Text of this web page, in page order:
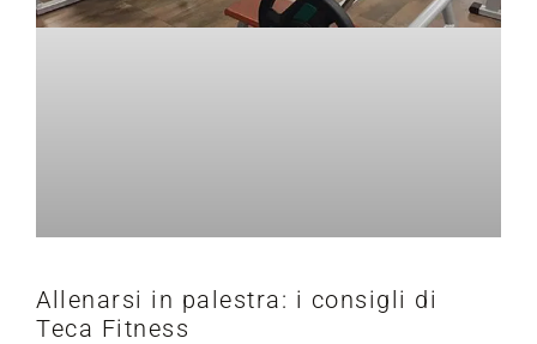
Allenarsi in palestra: i consigli di
Teca Fitness